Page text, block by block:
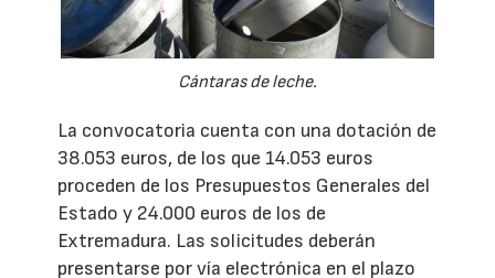
Cántaras de leche.
La convocatoria cuenta con una dotación de
38.053 euros, de los que 14.053 euros
proceden de los Presupuestos Generales del
Estado y 24.000 euros de los de
Extremadura. Las solicitudes deberán
presentarse por vía electrónica en el plazo